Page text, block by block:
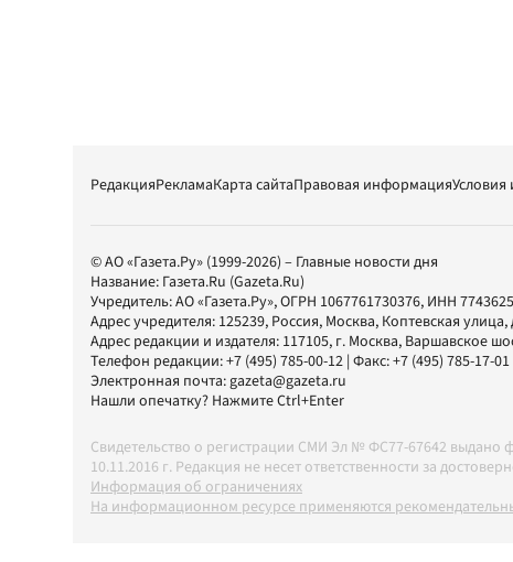
РедакцияРекламаКарта сайтаПравовая информацияУсловия
© АО «Газета.Ру» (1999-2026) – Главные новости дня
Название: Газета.Ru (Gazeta.Ru)
Учредитель:АО «Газета.Ру», ОГРН 1067761730376, ИНН
Адрес учредителя: 125239, Россия, Москва, Коптевская
Адрес редакции и издателя: 117105, г. Москва, Варшавское
Телефон редакции:+7 (495) 785-00-12 | Факс:+7 (495) 785-17-01
Электронная почта:gazeta@gazeta.ru
Нашли опечатку? Нажмите Ctrl+Enter
Свидетельство о регистрации СМИ Эл № ФС77-67642
10.11.2016 г. Редакция не несет ответственности за
Информация об ограничениях
На информационном ресурсе применяются